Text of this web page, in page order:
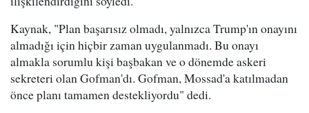
Kaynak, "Plan başarısız olmadı, yalnızca Trump'ın onayını
almadığı için hiçbir zaman uygulanmadı. Bu onayı
almakla sorumlu kişi başbakan ve o dönemde askeri
sekreteri olan Gofman'dı. Gofman, Mossad'a katılmadan
önce planı tamamen destekliyordu" dedi.